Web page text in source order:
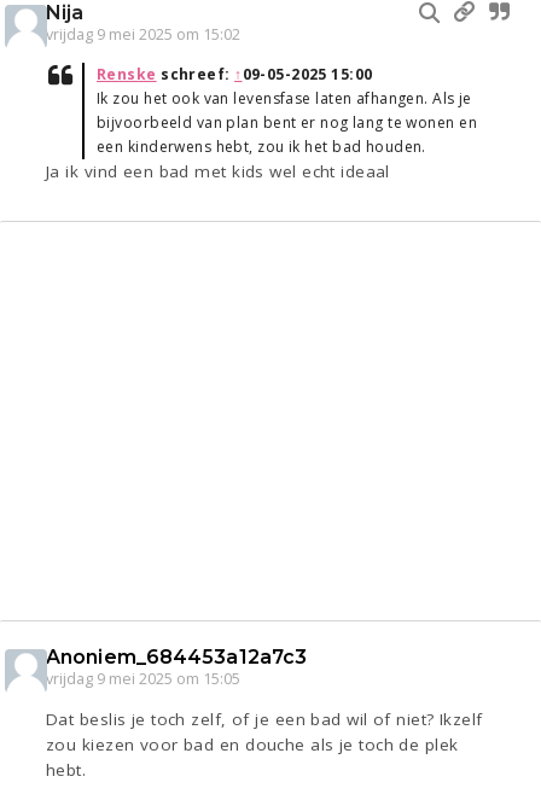
Nija
vrijdag 9 mei 2025 om 15:02
Renske schreef: ↑09-05-2025 15:00
Ik zou het ook van levensfase laten afhangen. Als je
bijvoorbeeld van plan bent er nog lang te wonen en
een kinderwens hebt, zou ik het bad houden.
Ja ik vind een bad met kids wel echt ideaal
Anoniem_684453a12a7c3
vrijdag 9 mei 2025 om 15:05
Dat beslis je toch zelf, of je een bad wil of niet? Ikzelf
zou kiezen voor bad en douche als je toch de plek
hebt.